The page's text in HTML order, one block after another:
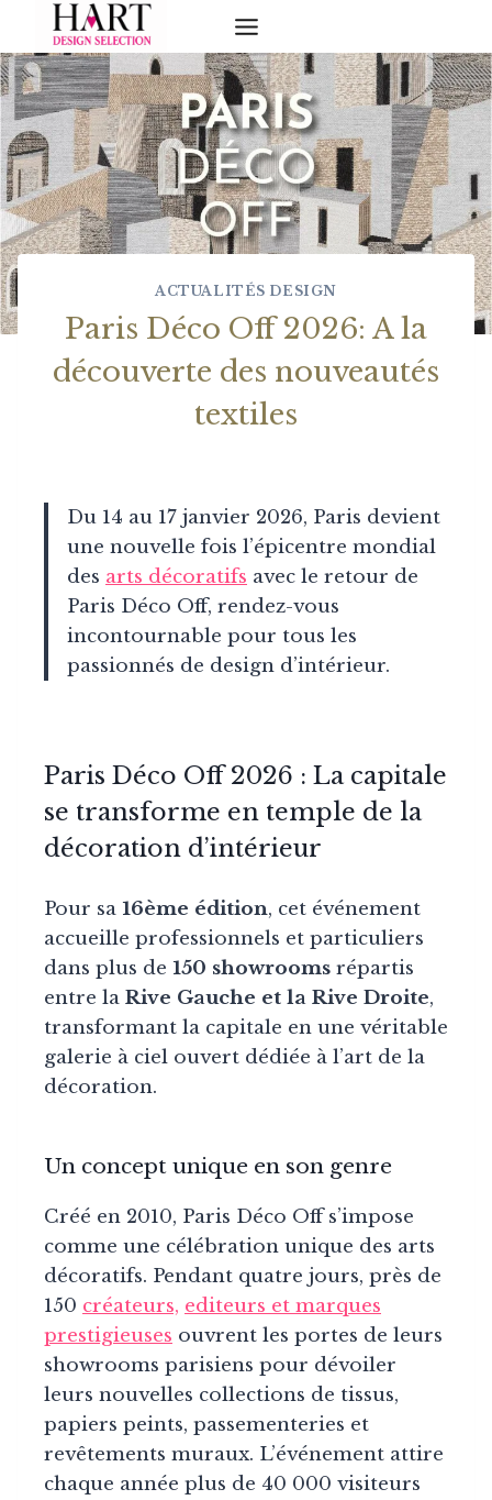
content
ACTUALITÉS DESIGN
Paris Déco Off 2026: A la
découverte des nouveautés
textiles
Du 14 au 17 janvier 2026, Paris devient
une nouvelle fois l’épicentre mondial
des arts décoratifs avec le retour de
Paris Déco Off, rendez-vous
incontournable pour tous les
passionnés de design d’intérieur.
Paris Déco Off 2026 : La capitale
se transforme en temple de la
décoration d’intérieur
Pour sa 16ème édition, cet événement
accueille professionnels et particuliers
dans plus de 150 showrooms répartis
entre la Rive Gauche et la Rive Droite,
transformant la capitale en une véritable
galerie à ciel ouvert dédiée à l’art de la
décoration.
Un concept unique en son genre
Créé en 2010, Paris Déco Off s’impose
comme une célébration unique des arts
décoratifs. Pendant quatre jours, près de
150 créateurs, editeurs et marques
prestigieuses ouvrent les portes de leurs
showrooms parisiens pour dévoiler
leurs nouvelles collections de tissus,
papiers peints, passementeries et
revêtements muraux. L’événement attire
chaque année plus de 40 000 visiteurs